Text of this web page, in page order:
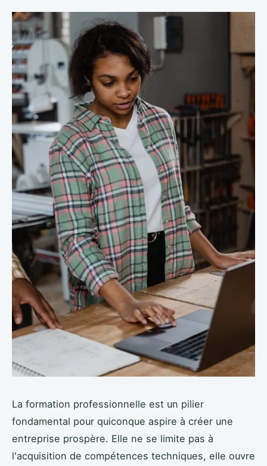
La formation professionnelle est un pilier
fondamental pour quiconque aspire à créer une
entreprise prospère. Elle ne se limite pas à
l'acquisition de compétences techniques, elle ouvre